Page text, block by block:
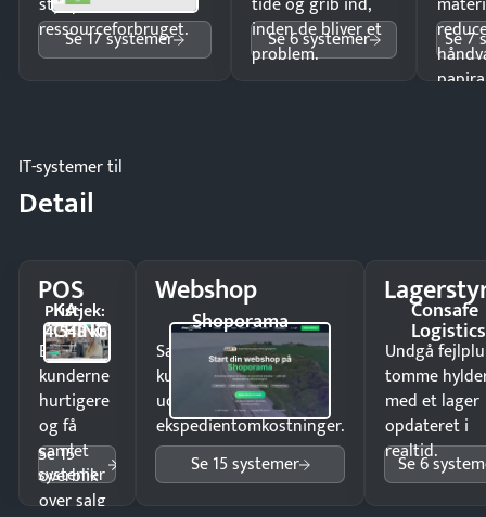
ressourceforbruget.
Se 17 systemer
inden de bliver et
problem.
Se 6 systemer Se 7
IT-systemer til
Detail
POS
KA-
CHING
Pristjek:
4.548 kr
Ekspedér
kunderne
hurtigere
og få
samlet
overblik
over salg
Se 15
systemer
Webshop
Shoporama
Sælg produkter 24/7 til
kunder i hele landet
uden
ekspedientomkostninger.
Se 15 systemer
Consafe
Logistics
Undgå
tomme
med et lager
opdateret i
realtid.
Se 6